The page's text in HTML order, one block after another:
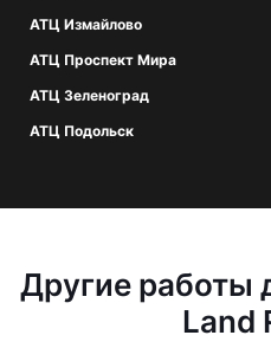
АТЦ Измайлово
АТЦ Проспект Мира
АТЦ Зеленоград
АТЦ Подольск
Другие работы
Land